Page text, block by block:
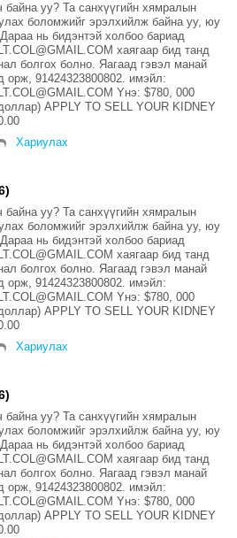
байна уу? Та санхүүгийн хямралын
боломжийг эрэлхийлж байна уу, юу
нь бидэнтэй холбоо бариад
хаягаар бид танд
болгох болно. Яагаад гэвэл манай
орж, 91424323800802. имэйл:
Yнэ: $780, 000
APPLY TO SELL YOUR KIDNEY
Хариулах
байна уу? Та санхүүгийн хямралын
боломжийг эрэлхийлж байна уу, юу
нь бидэнтэй холбоо бариад
хаягаар бид танд
болгох болно. Яагаад гэвэл манай
орж, 91424323800802. имэйл:
Yнэ: $780, 000
APPLY TO SELL YOUR KIDNEY
Хариулах
байна уу? Та санхүүгийн хямралын
боломжийг эрэлхийлж байна уу, юу
нь бидэнтэй холбоо бариад
хаягаар бид танд
болгох болно. Яагаад гэвэл манай
орж, 91424323800802. имэйл:
Yнэ: $780, 000
APPLY TO SELL YOUR KIDNEY